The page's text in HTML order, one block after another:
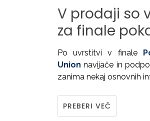
V prodaji so
za finale
Po uvrstitvi v finale
Union navijače in
zanima nekaj osnovnih
PREBERI VEČ